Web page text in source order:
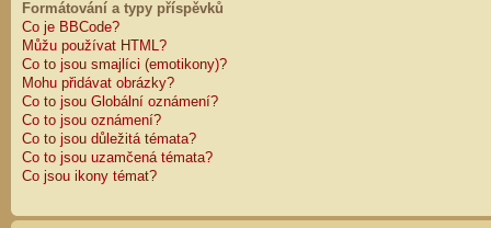
Formátování a typy příspěvků
Co je BBCode?
Můžu používat HTML?
Co to jsou smajlíci (emotikony)?
Mohu přidávat obrázky?
Co to jsou Globální oznámení?
Co to jsou oznámení?
Co to jsou důležitá témata?
Co to jsou uzamčená témata?
Co jsou ikony témat?